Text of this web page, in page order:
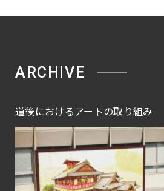
ARCHIVE
道後におけるアートの取り組み